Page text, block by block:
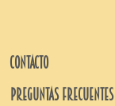
CONTACTO
Preguntas frecuentes